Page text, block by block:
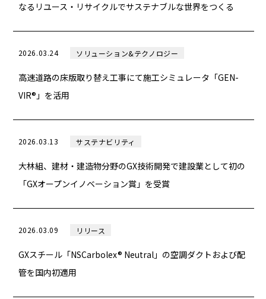
なるリユース・リサイクルでサステナブルな世界をつくる
2026.03.24 ソリューション&テクノロジー
高速道路の床版取り替え工事にて施工シミュレータ「GEN-
VIR®」を活用
2026.03.13 サステナビリティ
大林組、建材・建造物分野のGX技術開発で建設業として初の
「GXオープンイノベーション賞」を受賞
2026.03.09 リリース
GXスチール「NSCarbolex® Neutral」の空調ダクトおよび配
管を国内初適用